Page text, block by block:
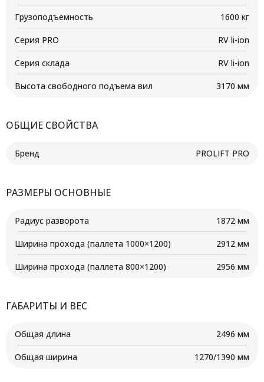
Грузоподъемность 1600 кг
Серия PRO RV li-ion
Серия склада RV li-ion
Высота свободного подъема вил 3170 мм
ОБЩИЕ СВОЙСТВА
Бренд PROLIFT PRO
РАЗМЕРЫ ОСНОВНЫЕ
Радиус разворота 1872 мм
Ширина прохода (паллета 1000×1200) 2912 мм
Ширина прохода (паллета 800×1200) 2956 мм
ГАБАРИТЫ И ВЕС
Общая длина 2496 мм
Общая ширина 1270/1390 мм